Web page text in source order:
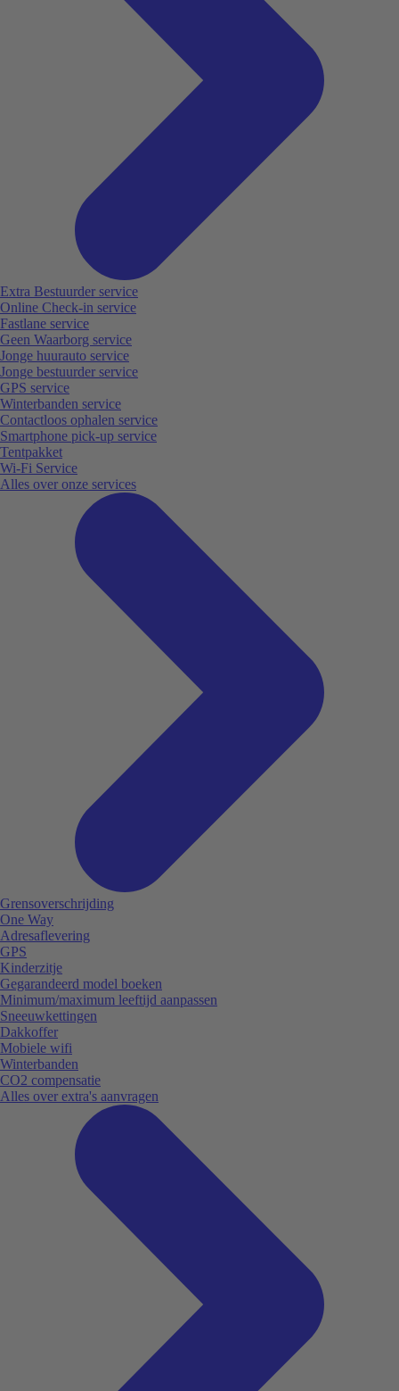
Extra Bestuurder service
Online Check-in service
Fastlane service
Geen Waarborg service
Jonge huurauto service
Jonge bestuurder service
GPS service
Winterbanden service
Contactloos ophalen service
Smartphone pick-up service
Tentpakket
Wi-Fi Service
Alles over onze services
Grensoverschrijding
One Way
Adresaflevering
GPS
Kinderzitje
Gegarandeerd model boeken
Minimum/maximum leeftijd aanpassen
Sneeuwkettingen
Dakkoffer
Mobiele wifi
Winterbanden
CO2 compensatie
Alles over extra's aanvragen